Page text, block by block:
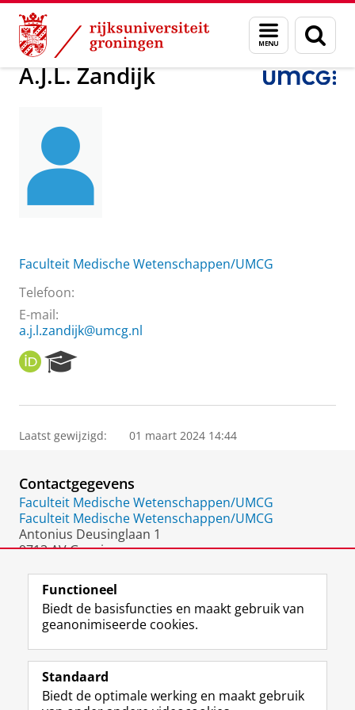
Skip
Content
Skip
Navigation
Menu
en
zoeken
Over ons A.J.L. Zandijk
A.J.L. Zandijk
Faculteit Medische Wetenschappen/UMCG
Telefoon:
E-mail:
a.j.l.zandijk@umcg.nl
O
R
I
e
r
P
o
r
t
a
Laatst gewijzigd: 01 maart 2024 14:44
Contactgegevens
Faculteit Medische Wetenschappen/UMCG
Faculteit Medische Wetenschappen/UMCG
Antonius Deusinglaan 1
9713 AV Groningen
Volg de RUG
F
a
e
L
i
k
R
S
-
I
n
t
Y
o
T
Studiekiezers
Functioneel
Biedt de basisfuncties en maakt gebruik van
geanonimiseerde cookies.
Standaard
Biedt de optimale werking en maakt gebruik